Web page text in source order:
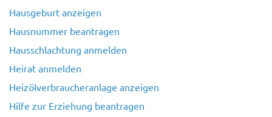
Hausgeburt anzeigen
Hausnummer beantragen
Hausschlachtung anmelden
Heirat anmelden
Heizölverbraucheranlage anzeigen
Hilfe zur Erziehung beantragen